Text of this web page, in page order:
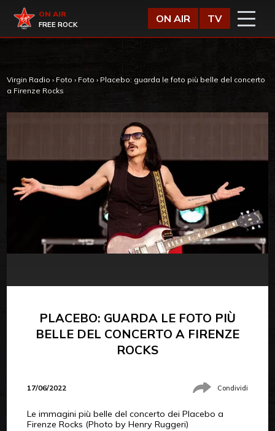
Virgin Radio
ON AIR
FREE ROCK
ON AIR TV
Virgin Radio › Foto › Foto › Placebo: guarda le foto più belle del concerto
a Firenze Rocks
PLACEBO: GUARDA LE FOTO PIÙ
BELLE DEL CONCERTO A FIRENZE
ROCKS
17/06/2022 Condividi
Le immagini più belle del concerto dei Placebo a
Firenze Rocks (Photo by Henry Ruggeri)